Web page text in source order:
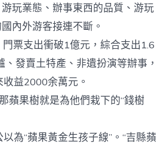
玩業態、辦事東西的品質、游玩
內外游客接連不斷。
票支出衝破1億元，綜合支出1.6
發賣土特產、非遺扮演等辦事，
益2000余萬元。
果樹就是為他們栽下的“錢樹
“蘋果黃金生孩子線”。“吉縣蘋